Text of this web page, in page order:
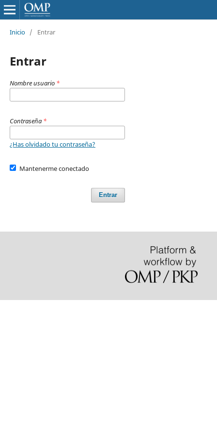
Inicio / Entrar
Entrar
Nombre usuario *
Contraseña *
¿Has olvidado tu contraseña?
Mantenerme conectado
Entrar